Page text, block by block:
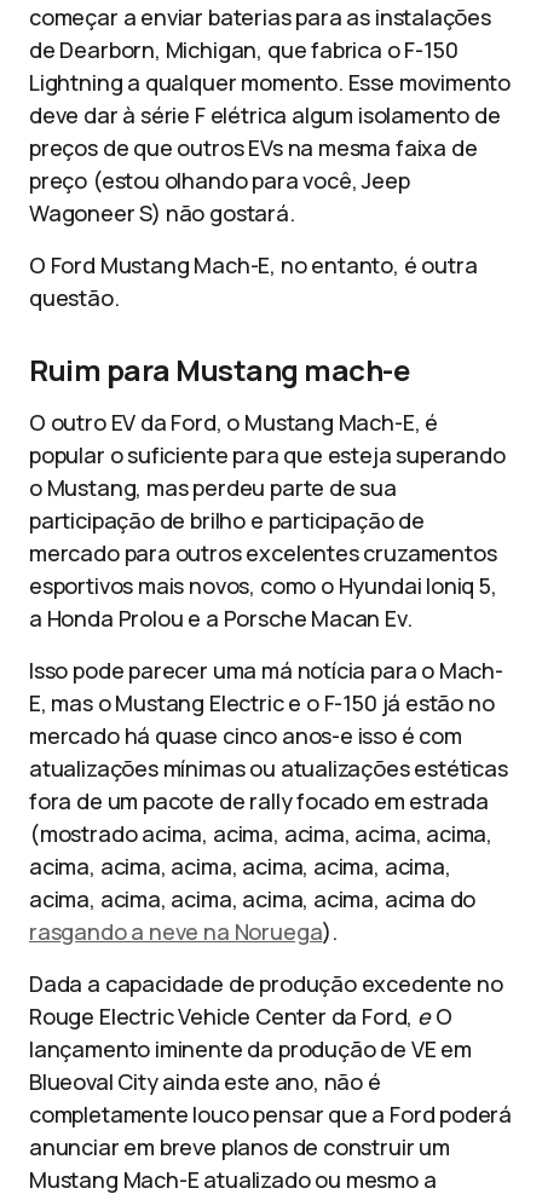
começar a enviar baterias para as instalações
de Dearborn, Michigan, que fabrica o F-150
Lightning a qualquer momento. Esse movimento
deve dar à série F elétrica algum isolamento de
preços de que outros EVs na mesma faixa de
preço (estou olhando para você, Jeep
Wagoneer S) não gostará.
O Ford Mustang Mach-E, no entanto, é outra
questão.
Ruim para Mustang mach-e
O outro EV da Ford, o Mustang Mach-E, é
popular o suficiente para que esteja superando
o Mustang, mas perdeu parte de sua
participação de brilho e participação de
mercado para outros excelentes cruzamentos
esportivos mais novos, como o Hyundai Ioniq 5,
a Honda Prolou e a Porsche Macan Ev.
Isso pode parecer uma má notícia para o Mach-
E, mas o Mustang Electric e o F-150 já estão no
mercado há quase cinco anos-e isso é com
atualizações mínimas ou atualizações estéticas
fora de um pacote de rally focado em estrada
(mostrado acima, acima, acima, acima, acima,
acima, acima, acima, acima, acima, acima,
acima, acima, acima, acima, acima, acima do
rasgando a neve na Noruega).
Dada a capacidade de produção excedente no
Rouge Electric Vehicle Center da Ford, eO
lançamento iminente da produção de VE em
Blueoval City ainda este ano, não é
completamente louco pensar que a Ford poderá
anunciar em breve planos de construir um
Mustang Mach-E atualizado ou mesmo a